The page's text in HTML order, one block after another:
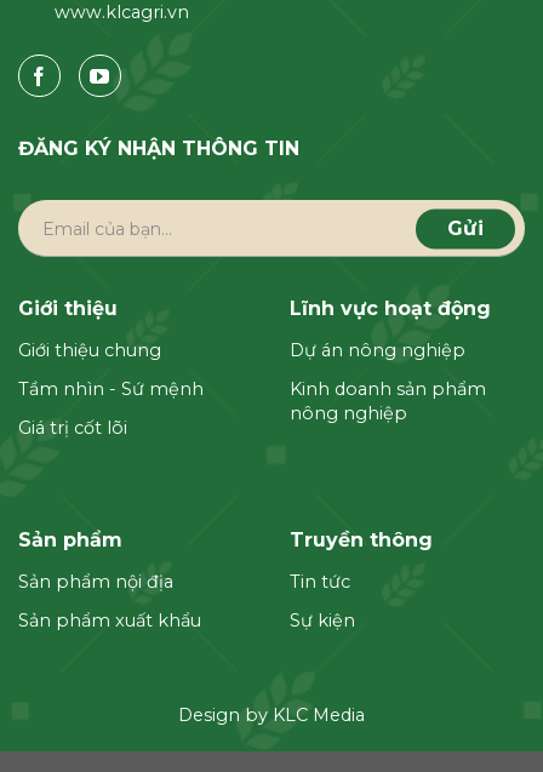
www.klcagri.vn
ĐĂNG KÝ NHẬN THÔNG TIN
Giới thiệu
Giới thiệu chung
Tầm nhìn - Sứ mệnh
Giá trị cốt lõi
Lĩnh vực hoạt động
Dự án nông nghiệp
Kinh doanh sản phẩm
nông nghiệp
Sản phẩm
Sản phẩm nội địa
Sản phẩm xuất khẩu
Truyền thông
Tin tức
Sự kiện
Design by KLC Media